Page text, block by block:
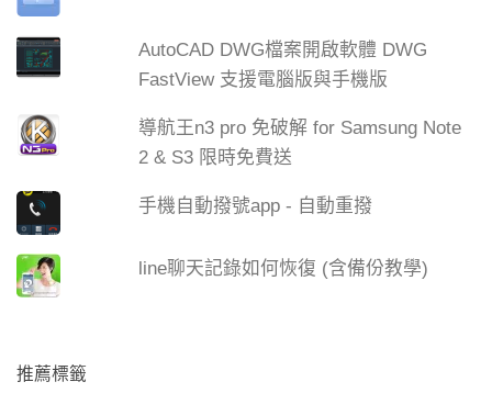
AutoCAD DWG檔案開啟軟體 DWG
FastView 支援電腦版與手機版
導航王n3 pro 免破解 for Samsung Note
2 & S3 限時免費送
手機自動撥號app - 自動重撥
line聊天記錄如何恢復 (含備份教學)
推薦標籤